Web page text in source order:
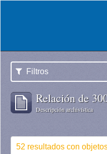
Filtros
Relación de
Descripción archivística
52 resultados con